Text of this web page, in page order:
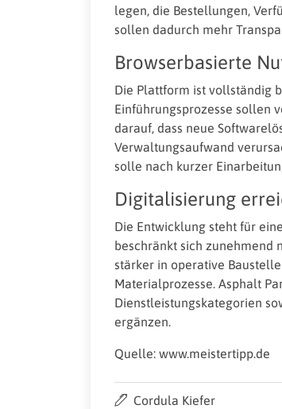
legen, die Bestellungen,
sollen dadurch mehr
Browserbasierte
Die Plattform ist vollständig
Einführungsprozesse sollen
darauf, dass neue
Verwaltungsaufwand
solle nach kurzer
Digitalisierung
Die Entwicklung steht für
beschränkt sich zunehmend
stärker in operative
Materialprozesse. Asphalt
Dienstleistungskategorien
ergänzen.
Quelle: www.meistertipp.de
Cordula Kiefer